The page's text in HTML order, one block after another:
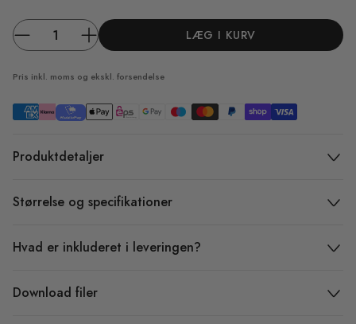
LÆG I KURV
Pris inkl. moms og ekskl. forsendelse
Produktdetaljer
Størrelse og specifikationer
Hvad er inkluderet i leveringen?
Download filer